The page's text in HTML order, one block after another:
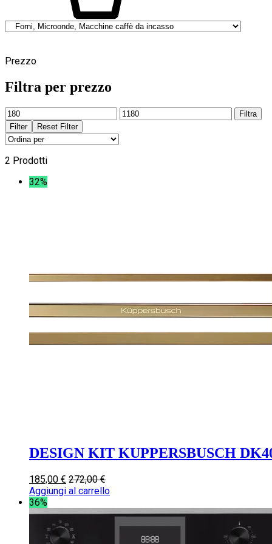
Prezzo
Filtra per prezzo
Prezzo
Min
Prezzo
Filtra
Filter
Reset Filter
2 Prodotti
32%
DESIGN KIT KUPPERSBUSCH
185,00 € 272,00€
Aggiungi al carrello
36%